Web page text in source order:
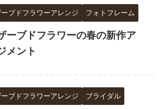
ブドフラワーアレンジ フォトフレーム
ーブドフラワーの春の新作ア
メント
ブドフラワーアレンジ ブライダル